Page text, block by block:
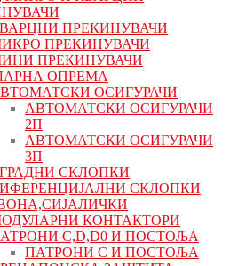
ПРЕКИНУВАЧИ
ПРЕКИНУВАЧИ
ПРЕКИНУВАЧИ
ОПРЕМА
ОСИГУРАЧИ
АВТОМАТСКИ ОСИГУРАЧИ
2П
АВТОМАТСКИ ОСИГУРАЧИ
3П
СКЛОПКИ
СКЛОПКИ
КОНТАКТОРИ
C,D,D0 И ПОСТОЉА
ПАТРОНИ C И ПОСТОЉА